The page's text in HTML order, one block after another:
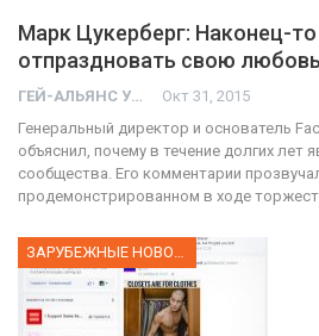
Марк Цукерберг: Наконец-
отпраздновать свою любовь
ГЕЙ-АЛЬЯНС УКРАИНА Окт 31, 2015
Генеральный директор и основатель
объяснил, почему в течение долгих лет
сообщества. Его комментарии
продемонстрированном в ходе